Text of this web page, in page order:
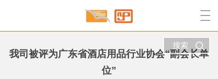
搜索
我司被评为广东省酒店用品行业协会“副会长单
位”